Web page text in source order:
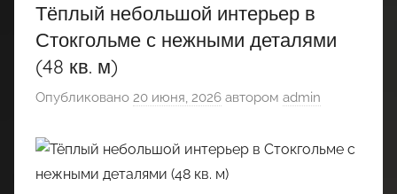
Тёплый небольшой интерьер в
Стокгольме с нежными деталями
(48 кв. м)
Опубликовано 20 июня, 2026 автором admin